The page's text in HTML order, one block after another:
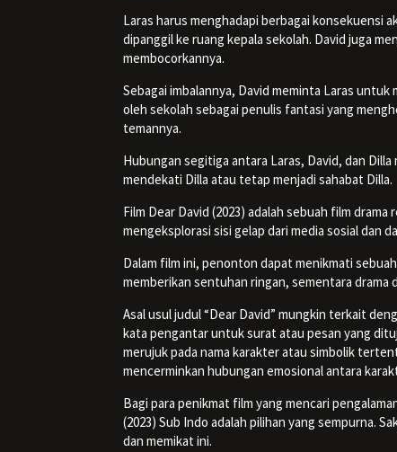
Laras harus menghadapi berbagai konsekuensi
dipanggil ke ruang kepala sekolah. David juga
membocorkannya.
Sebagai imbalannya, David meminta Laras
oleh sekolah sebagai penulis fantasi yang
temannya.
Hubungan segitiga antara Laras, David, dan
mendekati Dilla atau tetap menjadi sahabat Dilla.
Film Dear David (2023) adalah sebuah film
mengeksplorasi sisi gelap dari media sosial dan
Dalam film ini, penonton dapat menikmati
memberikan sentuhan ringan, sementara drama
Asal usul judul “Dear David” mungkin terkait
kata pengantar untuk surat atau pesan yang
merujuk pada nama karakter atau simbolik
mencerminkan hubungan emosional antara
Bagi para penikmat film yang mencari
(2023) Sub Indo adalah pilihan yang sempurna.
dan memikat ini.